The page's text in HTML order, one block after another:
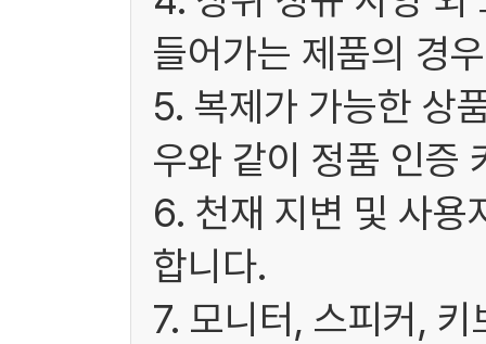
들어가는 제품의 경
5. 복제가 가능한 상
우와 같이 정품 인증
6. 천재 지변 및 사용
합니다.
7. 모니터, 스피커,